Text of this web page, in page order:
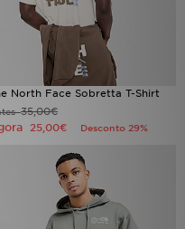
North Face Sobretta T-Shirt
35,00€
25,00€ Desconto 29%